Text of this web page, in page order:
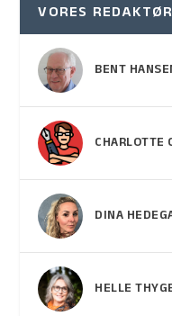
VORES
BENT
CHARLOTTE
DINA
HELLE